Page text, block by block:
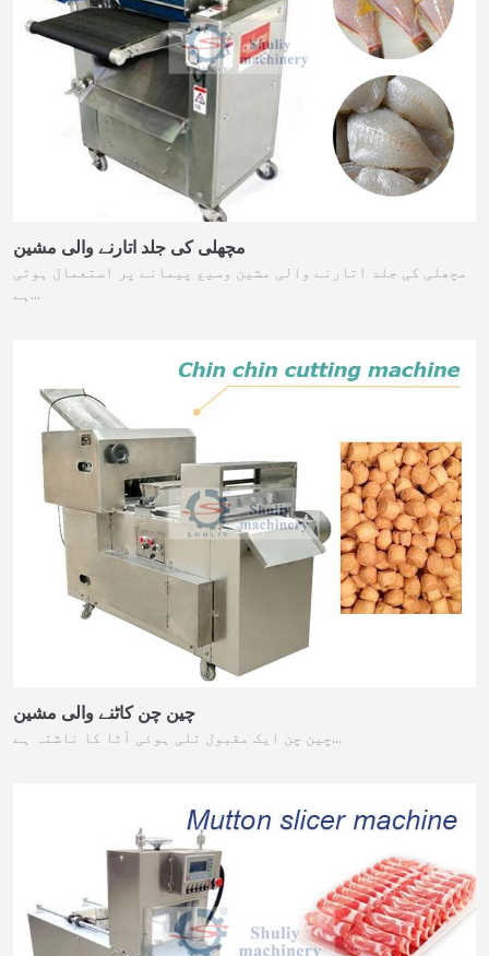
مچھلی کی جلد اتارنے والی مشین
مچھلی کی جلد اتارنے والی مشین وسیع پیمانے پر استعمال ہوتی
ہے…
چین چن کاٹنے والی مشین
چین چن ایک مقبول تلی ہوئی آٹا کا ناشتہ ہے…